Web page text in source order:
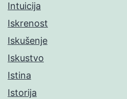
Intuicija
Iskrenost
Iskušenje
Iskustvo
Istina
Istorija